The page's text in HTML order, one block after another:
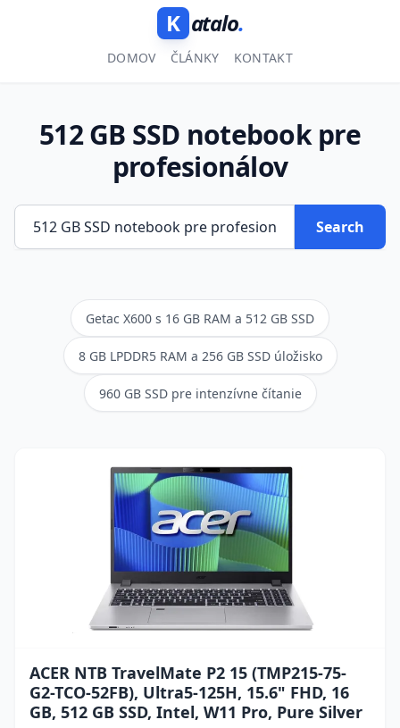
K atalo.
DOMOV ČLÁNKY KONTAKT
512 GB SSD notebook pre
profesionálov
Search
Getac X600 s 16 GB RAM a 512 GB SSD
8 GB LPDDR5 RAM a 256 GB SSD úložisko
960 GB SSD pre intenzívne čítanie
ACER NTB TravelMate P2 15 (TMP215-75-
G2-TCO-52FB), Ultra5-125H, 15.6" FHD, 16
GB, 512 GB SSD, Intel, W11 Pro, Pure Silver